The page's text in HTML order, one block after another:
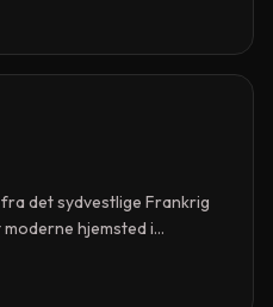
til fuld krop, elegant
eg i Rioja til den franske eg i
det sydvestlige Frankrig
hjemsted i
vine med intense